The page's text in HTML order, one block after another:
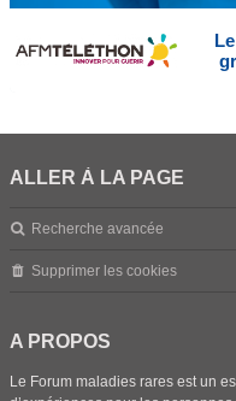
ALLER À LA PAGE
Recherche avancée
Supprimer les cookies
A PROPOS
Le Forum maladies rares est un